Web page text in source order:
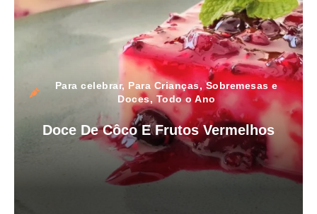
Para celebrar, Para Crianças,Sobremesas e
Doces, Todo o Ano
Doce De Côco E Frutos Vermelhos